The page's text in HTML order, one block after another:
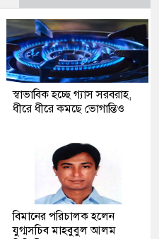
স্বাভাবিক হচ্ছে গ্যাস সরবরাহ,
ধীরে ধীরে কমছে ভোগান্তিও
বিমানের পরিচালক হলেন
যুগ্মসচিব মাহবুবুল আলম